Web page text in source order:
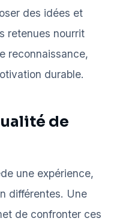
des idées et
retenues nourrit
reconnaissance,
durable.
de
une expérience,
différentes. Une
de confronter ces